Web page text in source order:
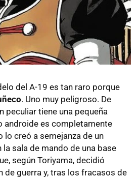
del A-19 es tan raro porque
. Uno muy peligroso. De
peculiar tiene una pequeña
androide es completamente
lo creó a semejanza de un
la sala de mando de una base
según Toriyama, decidió
de guerra y, tras los fracasos de